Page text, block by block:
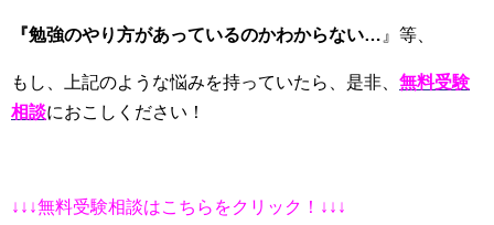
『勉強のやり方があっているのかわからない… 』等、
もし、上記のような悩みを持っていたら、是非、 無料受験
相談におこしください！
↓↓↓無料受験相談はこちらをクリック！↓↓↓